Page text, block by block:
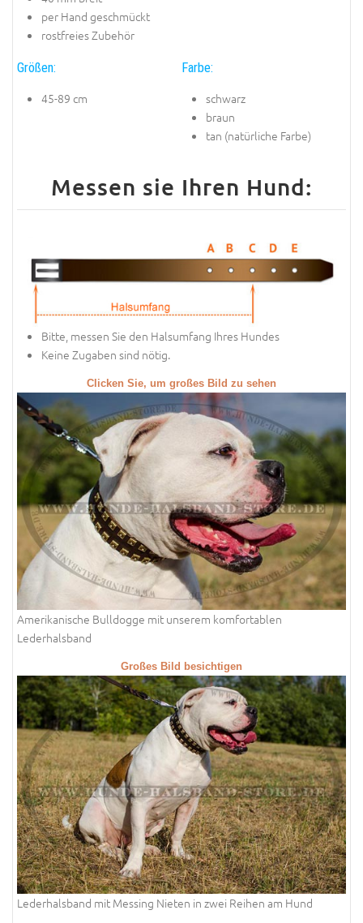
per Hand geschmückt
rostfreies Zubehör
Größen:
45-89 cm
Farbe:
schwarz
braun
tan (natürliche Farbe)
Messen sie Ihren Hund:
Bitte, messen Sie den Halsumfang Ihres Hundes
Keine Zugaben sind nötig.
Clicken Sie, um großes Bild zu sehen
Amerikanische Bulldogge mit unserem komfortablen
Lederhalsband
Großes Bild besichtigen
Lederhalsband mit Messing Nieten in zwei Reihen am Hund